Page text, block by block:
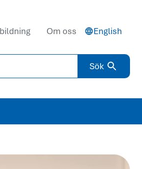
Om oss English
Sök